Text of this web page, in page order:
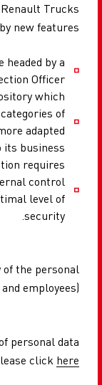
Trucks
new features:
by a
Officer.
which
of
adapted
its business.
requires
control
level of
security.
the personal
employees).
personal data
click here